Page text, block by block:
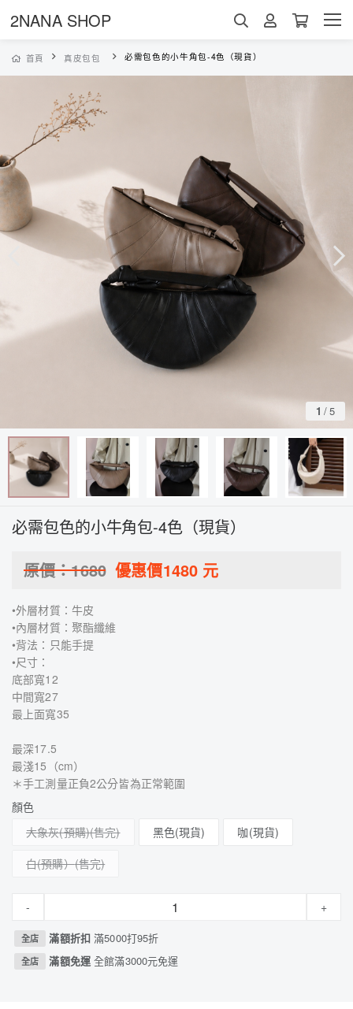
2NANA SHOP
首頁 真皮包包 必需包色的小牛角包-4色（現貨）
1 /5
必需包色的小牛角包-4色（現貨）
原價：1680 優惠價1480 元
•外層材質：牛皮
•內層材質：聚酯纖維
•背法：只能手提
•尺寸：
底部寬12
中間寬27
最上面寬35
最深17.5
最淺15（cm）
＊手工測量正負2公分皆為正常範圍
顏色
大象灰(預購)
黑色(現貨)
咖(現貨)
白(預購）
- +
全店 滿額折扣滿5000打95折
全店 滿額免運全館滿3000元免運